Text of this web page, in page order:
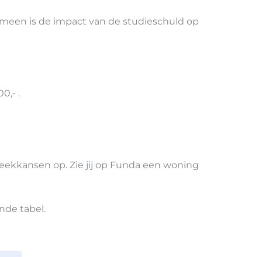
is de impact van de studieschuld op
.
op. Zie jij op Funda een woning
tabel.